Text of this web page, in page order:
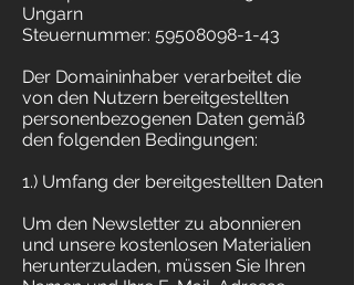
Ungarn
Steuernummer: 59508098-1-43
Der Domaininhaber verarbeitet die
von den Nutzern bereitgestellten
personenbezogenen Daten gemäß
den folgenden Bedingungen:
1.) Umfang der bereitgestellten Daten
Um den Newsletter zu abonnieren
und unsere kostenlosen Materialien
herunterzuladen, müssen Sie Ihren